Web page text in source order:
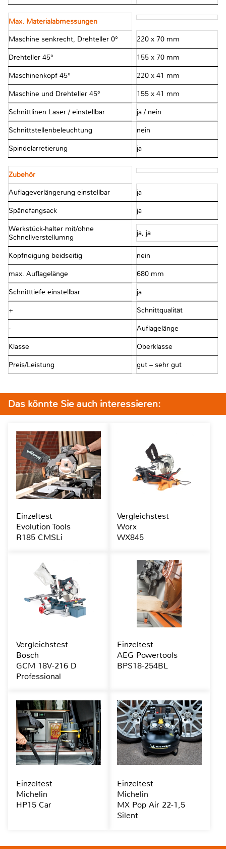
Max. Materialabmessungen
Maschine senkrecht, Drehteller 0° 220 x 70 mm
Drehteller 45° 155 x 70 mm
Maschinenkopf 45° 220 x 41 mm
Maschine und Drehteller 45° 155 x 41 mm
Schnittlinen Laser / einstellbar ja / nein
Schnittstellenbeleuchtung nein
Spindelarretierung ja
Zubehör
Auflageverlängerung einstellbar ja
Spänefangsack ja
Werkstück-halter mit/ohne
Schnellverstellumng
ja, ja
Kopfneigung beidseitig nein
max. Auflagelänge 680 mm
Schnitttiefe einstellbar ja
+ Schnittqualität
- Auflagelänge
Klasse Oberklasse
Preis/Leistung gut – sehr gut
Das könnte Sie auch interessieren:
Einzeltest
Evolution Tools
R185 CMSLi
Vergleichstest
Worx
WX845
Vergleichstest
Bosch
GCM 18V-216 D
Professional
Einzeltest
AEG Powertools
BPS18-254BL
Einzeltest
Michelin
HP15 Car
Einzeltest
Michelin
MX Pop Air 22-1,5
Silent